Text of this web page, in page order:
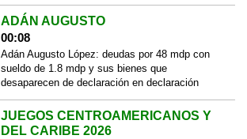
ADÁN AUGUSTO
00:08
Adán Augusto López: deudas por 48 mdp con
sueldo de 1.8 mdp y sus bienes que
desaparecen de declaración en declaración
JUEGOS CENTROAMERICANOS Y
DEL CARIBE 2026